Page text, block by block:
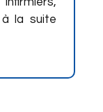
la suite